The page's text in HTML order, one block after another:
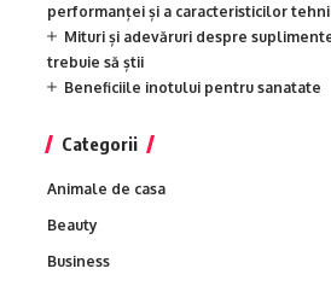
performanței și a caracteristicilor
Mituri și adevăruri despre
trebuie să știi
Beneficiile inotului pentru sanatate
Categorii
Animale de casa
Beauty
Business